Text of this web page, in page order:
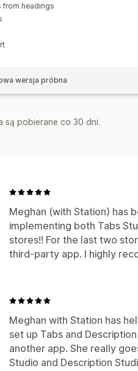
from headings
wersja próbna
są pobierane co 30 dni.
Meghan (with Station) has
implementing both Tabs
stores!! For the last two
third-party app. I highly
Meghan with Station has
set up Tabs and
another app. She really
Studio and Description